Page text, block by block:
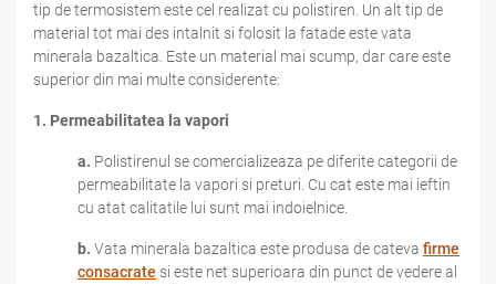
tip de termosistem este cel realizat cu polistiren. Un alt tip de
material tot mai des intalnit si folosit la fatade este vata
minerala bazaltica. Este un material mai scump, dar care este
superior din mai multe considerente:
1. Permeabilitatea la vapori
a. Polistirenul se comercializeaza pe diferite categorii de
permeabilitate la vapori si preturi. Cu cat este mai ieftin
cu atat calitatile lui sunt mai indoielnice.
b. Vata minerala bazaltica este produsa de cateva firme
consacrate si este net superioara din punct de vedere al